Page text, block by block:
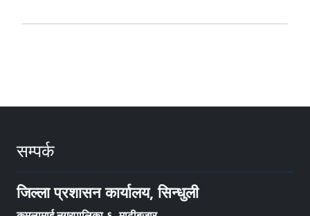
सम्पर्क
जिल्ला प्रशासन कार्यालय, सिन्धुली